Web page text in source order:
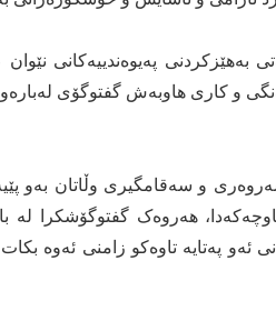
بەھێزکردنی پەیوەندییەکانی
و کاری هاوبەش گفتوگۆی
و سەقامگیری وڵاتان بەو
هەروەک گفتوگۆشکرا لە
ئەو پەتایە تاوەکو زامنی ئەوە